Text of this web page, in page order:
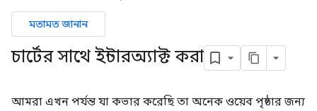
মতামত জানান
চার্টের সাথে ইন্টারঅ্যাক্ট করা
আমরা এখন পর্যন্ত যা কভার করেছি তা অনেক ওয়েব পৃষ্ঠার জন্য